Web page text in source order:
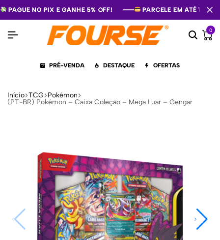
PAGUE NO PIX E GANHE 5% OFF! PARCELE EM ATÉ 12X
PAGUE NO PIX E GANHE 5% OFF! PARCELE EM ATÉ 12X
PAGUE NO PIX E GANHE 5% OFF! PARCELE EM ATÉ 12X
0
PRÉ-VENDA DESTAQUE OFERTAS
Início TCG Pokémon
(PT-BR) Pokémon – Caixa Coleção – Mega Luar – Gengar